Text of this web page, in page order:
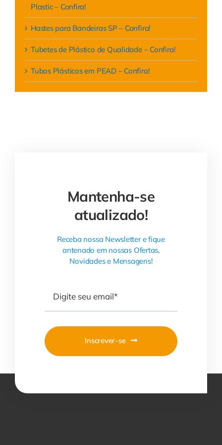
Plastic – Confira!
Hastes para Bandeiras SP – Confira!
Tubetes de Plástico de Qualidade – Confira!
Tubos Plásticos em PEAD – Confira!
Mantenha-se
atualizado!
Receba nossa Newsletter e fique
antenado em nossas Ofertas,
Novidades e Mensagens!
Inscrever-se